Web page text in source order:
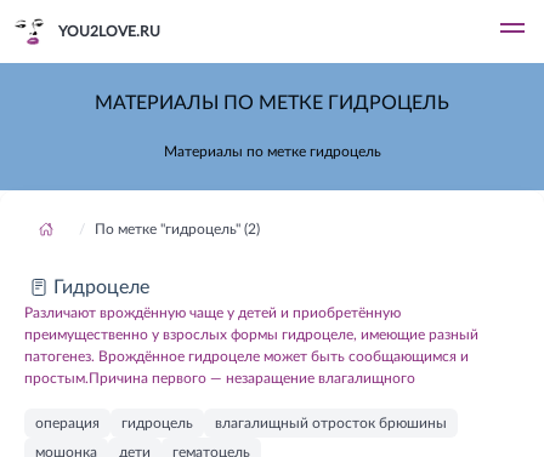
YOU2LOVE.RU
МАТЕРИАЛЫ ПО МЕТКЕ ГИДРОЦЕЛЬ
Материалы по метке гидроцель
По метке "гидроцель" (2)
Гидроцеле
Различают врождённую чаще у детей и приобретённую
преимущественно у взрослых формы гидроцеле, имеющие разный
патогенез. Врождённое гидроцеле может быть сообщающимся и
простым.Причина первого — незаращение влагалищного
операция гидроцель
влагалищный отросток брюшины
мошонка
дети гематоцель